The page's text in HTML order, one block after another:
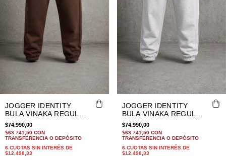
JOGGER IDENTITY
BULA VINAKA REGULAR
FIT CHOCOLATE
$74.990,00
$63.741,50 CON
TRANSFERENCIA O DEPÓSITO
6 CUOTAS SIN INTERÉS DE
$12.498,33
JOGGER IDENTITY
BULA VINAKA REGULAR
FIT GRIS MELANGE
$74.990,00
$63.741,50 CON
TRANSFERENCIA O DEPÓSITO
6 CUOTAS SIN INTERÉS DE
$12.498,33